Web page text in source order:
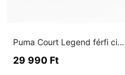
Puma Court Legend férfi cipő
29 990 Ft